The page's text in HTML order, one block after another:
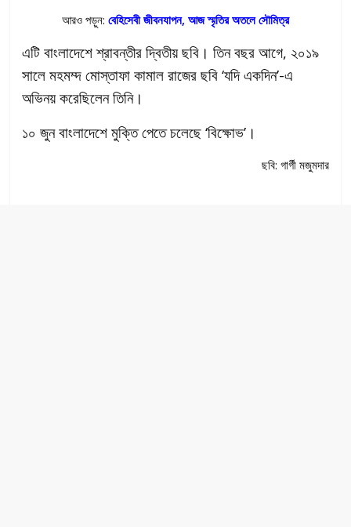
আরও পড়ুন: বেহিসেবী জীবনযাপন, আজ স্মৃতির অতলে সৌমিত্র
এটি বাংলাদেশে শ্রাবন্তীর দ্বিতীয় ছবি। তিন বছর আগে, ২০১৯
সালে মহমম্দ মোস্তাফা কামাল রাজের ছবি ‘যদি একদিন’-এ
অভিনয় করেছিলেন তিনি।
১০ জুন বাংলাদেশে মুক্তি পেতে চলেছে ‘বিক্ষোভ’।
ছবি: গার্গী মজুমদার